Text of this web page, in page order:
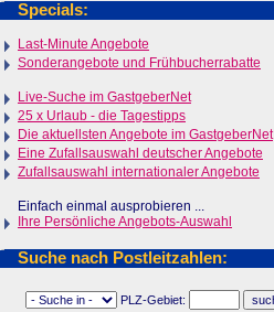
Specials:
Last-Minute Angebote
Sonderangebote und Frühbucherrabatte
Live-Suche im GastgeberNet
25 x Urlaub - die Tagestipps
Die aktuellsten Angebote im GastgeberNet
Eine Zufallsauswahl deutscher Angebote
Zufallsauswahl internationaler Angebote
Einfach einmal ausprobieren ...
Ihre Persönliche Angebots-Auswahl
Suche nach Postleitzahlen:
PLZ-Gebiet: